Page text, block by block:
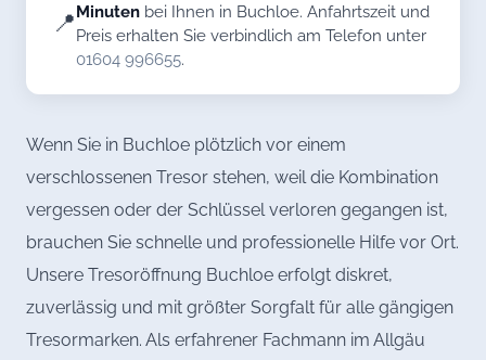
📍Minuten bei Ihnen in Buchloe. Anfahrtszeit und
Preis erhalten Sie verbindlich am Telefon unter
01604 996655.
Wenn Sie in Buchloe plötzlich vor einem
verschlossenen Tresor stehen, weil die Kombination
vergessen oder der Schlüssel verloren gegangen ist,
brauchen Sie schnelle und professionelle Hilfe vor Ort.
Unsere Tresoröffnung Buchloe erfolgt diskret,
zuverlässig und mit größter Sorgfalt für alle gängigen
Tresormarken. Als erfahrener Fachmann im Allgäu